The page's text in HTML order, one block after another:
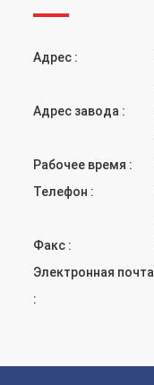
Адрес :
Адрес завода :
Рабочее время :
Телефон :
Факс :
Электронная почта
: